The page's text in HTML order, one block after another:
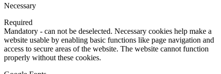
Necessary
Required
Mandatory - can not be deselected. Necessary cookies help make a
website usable by enabling basic functions like page navigation and
access to secure areas of the website. The website cannot function
properly without these cookies.